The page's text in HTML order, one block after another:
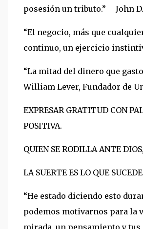
posesión un tributo.” – John
“El negocio, más que
continuo, un ejercicio
“La mitad del dinero que
William Lever, Fundador de
EXPRESAR GRATITUD CON
POSITIVA.
QUIEN SE RODILLA ANTE
LA SUERTE ES LO QUE
“He estado diciendo esto
podemos motivarnos para la
mirada, un pensamiento y